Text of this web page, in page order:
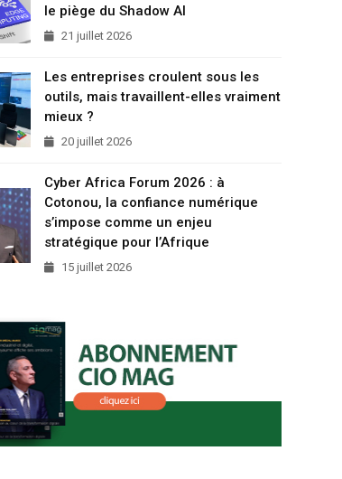
le piège du Shadow AI
21 juillet 2026
Les entreprises croulent sous les
outils, mais travaillent-elles vraiment
mieux ?
20 juillet 2026
Cyber Africa Forum 2026 : à
Cotonou, la confiance numérique
s’impose comme un enjeu
stratégique pour l’Afrique
15 juillet 2026